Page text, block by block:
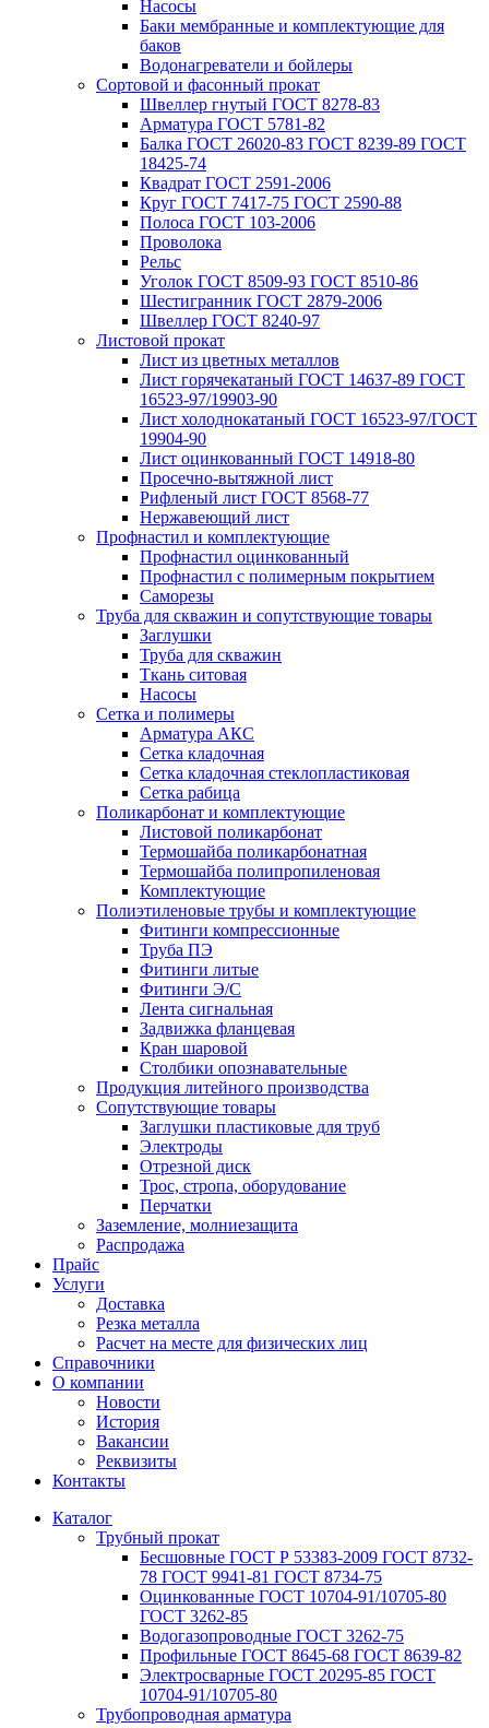
Насосы
Баки мембранные и комплектующие для
баков
Водонагреватели и бойлеры
Сортовой и фасонный прокат
Швеллер гнутый ГОСТ 8278-83
Арматура ГОСТ 5781-82
Балка ГОСТ 26020-83 ГОСТ 8239-89 ГОСТ
18425-74
Квадрат ГОСТ 2591-2006
Круг ГОСТ 7417-75 ГОСТ 2590-88
Полоса ГОСТ 103-2006
Проволока
Рельс
Уголок ГОСТ 8509-93 ГОСТ 8510-86
Шестигранник ГОСТ 2879-2006
Швеллер ГОСТ 8240-97
Листовой прокат
Лист из цветных металлов
Лист горячекатаный ГОСТ 14637-89 ГОСТ
16523-97/19903-90
Лист холоднокатаный ГОСТ 16523-97/ГОСТ
19904-90
Лист оцинкованный ГОСТ 14918-80
Просечно-вытяжной лист
Рифленый лист ГОСТ 8568-77
Нержавеющий лист
Профнастил и комплектующие
Профнастил оцинкованный
Профнастил с полимерным покрытием
Саморезы
Труба для скважин и сопутствующие товары
Заглушки
Труба для скважин
Ткань ситовая
Насосы
Сетка и полимеры
Арматура АКС
Сетка кладочная
Сетка кладочная стеклопластиковая
Сетка рабица
Поликарбонат и комплектующие
Листовой поликарбонат
Термошайба поликарбонатная
Термошайба полипропиленовая
Комплектующие
Полиэтиленовые трубы и комплектующие
Фитинги компрессионные
Труба ПЭ
Фитинги литые
Фитинги Э/С
Лента сигнальная
Задвижка фланцевая
Кран шаровой
Столбики опознавательные
Продукция литейного производства
Сопутствующие товары
Заглушки пластиковые для труб
Электроды
Отрезной диск
Трос, стропа, оборудование
Перчатки
Заземление, молниезащита
Распродажа
Прайс
Услуги
Доставка
Резка металла
Расчет на месте для физических лиц
Справочники
О компании
Новости
История
Вакансии
Реквизиты
Контакты
Каталог
Трубный прокат
Беcшовные ГОСТ Р 53383-2009 ГОСТ 8732-
78 ГОСТ 9941-81 ГОСТ 8734-75
Оцинкованные ГОСТ 10704-91/10705-80
ГОСТ 3262-85
Водогазопроводные ГОСТ 3262-75
Профильные ГОСТ 8645-68 ГОСТ 8639-82
Электросварные ГОСТ 20295-85 ГОСТ
10704-91/10705-80
Трубопроводная арматура